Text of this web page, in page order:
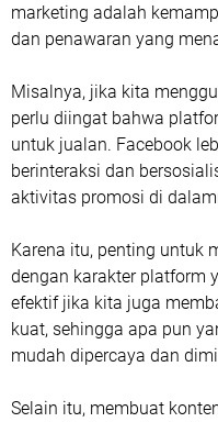
marketing adalah
dan penawaran yang
Misalnya, jika kita
perlu diingat bahwa
untuk jualan. Facebook
berinteraksi dan
aktivitas promosi di
Karena itu, penting untuk
dengan karakter platform
efektif jika kita juga
kuat, sehingga apa pun
mudah dipercaya dan
Selain itu, membuat